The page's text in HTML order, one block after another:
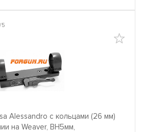
5
Alessandro с кольцами (26 мм)
на Weaver, BH5мм,